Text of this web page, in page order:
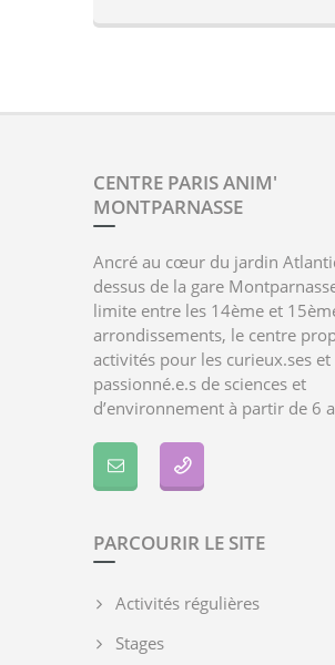
CENTRE PARIS ANIM'
MONTPARNASSE
Ancré au cœur du jardin
dessus de la gare
limite entre les 14ème et
arrondissements, le centre
activités pour les curieux.ses et
passionné.e.s de sciences et
d’environnement à partir de 6
PARCOURIR LE SITE
Activités régulières
Stages